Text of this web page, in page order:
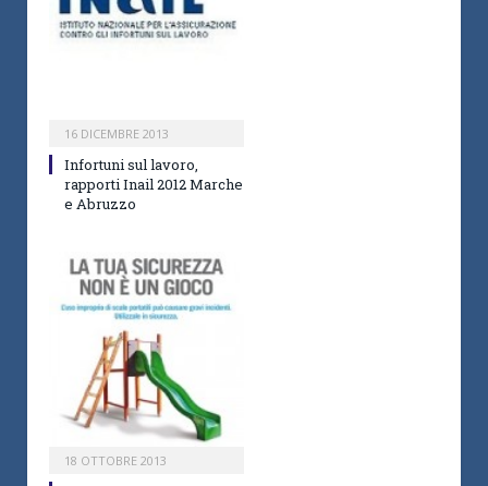
16 DICEMBRE 2013
Infortuni sul lavoro,
rapporti Inail 2012 Marche
e Abruzzo
18 OTTOBRE 2013